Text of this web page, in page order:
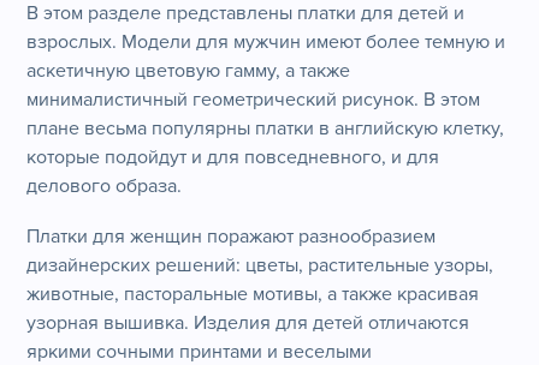
В этом разделе представлены платки для детей и
взрослых. Модели для мужчин имеют более темную и
аскетичную цветовую гамму, а также
минималистичный геометрический рисунок. В этом
плане весьма популярны платки в английскую клетку,
которые подойдут и для повседневного, и для
делового образа.
Платки для женщин поражают разнообразием
дизайнерских решений: цветы, растительные узоры,
животные, пасторальные мотивы, а также красивая
узорная вышивка. Изделия для детей отличаются
яркими сочными принтами и веселыми